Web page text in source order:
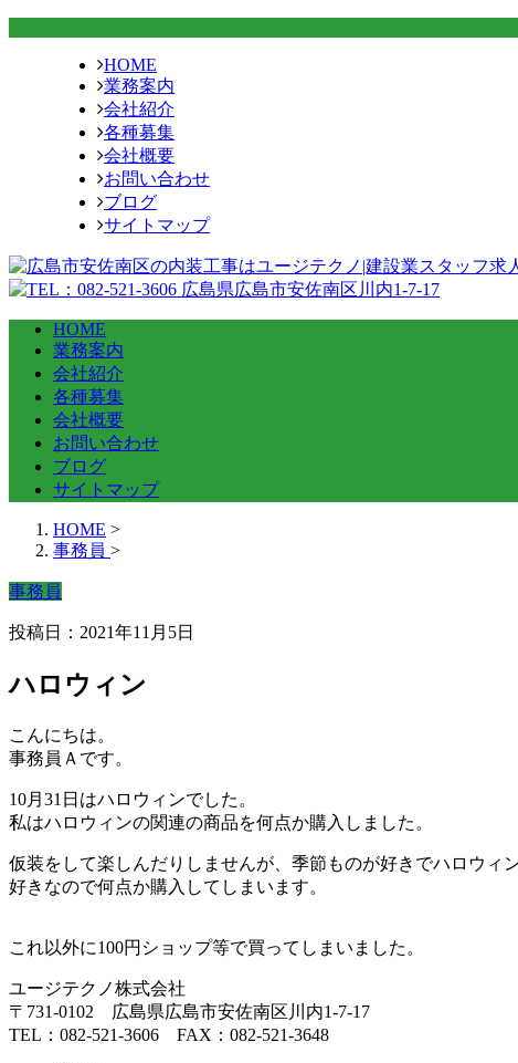
HOME
業務案内
会社紹介
各種募集
会社概要
お問い合わせ
ブログ
サイトマップ
HOME
業務案内
会社紹介
各種募集
会社概要
お問い合わせ
ブログ
サイトマップ
HOME >
事務員 >
事務員
投稿日：2021年11月5日
ハロウィン
こんにちは。
事務員Ａです。
10月31日はハロウィンでした。
私はハロウィンの関連の商品を何点か購入しました。
仮装をして楽しんだりしませんが、季節ものが好きでハロウィ
好きなので何点か購入してしまいます。
これ以外に100円ショップ等で買ってしまいました。
ユージテクノ株式会社
〒731-0102 広島県広島市安佐南区川内1-7-17
TEL：082-521-3606 FAX：082-521-3648